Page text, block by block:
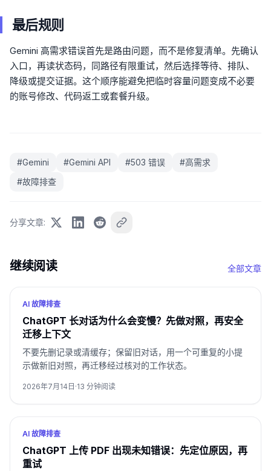
最后规则
Gemini 高需求错误首先是路由问题，而不是修复清单。先确认
入口，再读状态码，同路径有限重试，然后选择等待、排队、
降级或提交证据。这个顺序能避免把临时容量问题变成不必要
的账号修改、代码返工或套餐升级。
#Gemini #Gemini API #503 错误 #高需求
#故障排查
分享文章:
继续阅读 全部文章
AI 故障排查
ChatGPT 长对话为什么会变慢？先做对照，再安全
迁移上下文
不要先删记录或清缓存；保留旧对话，用一个可重复的小提
示做新旧对照，再迁移经过核对的工作状态。
2026年7月14日 ·13 分钟阅读
AI 故障排查
ChatGPT 上传 PDF 出现未知错误：先定位原因，再
重试